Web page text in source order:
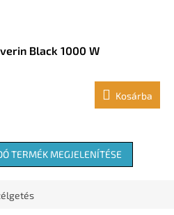
Black 1000 W
Kosárba
TERMÉK MEGJELENÍTÉSE